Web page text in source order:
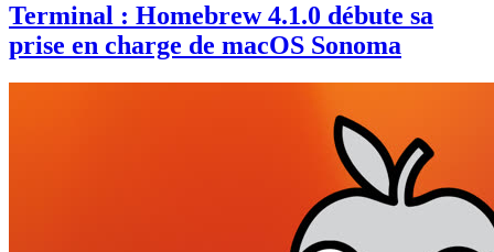
Terminal : Homebrew 4.1.0 débute sa
prise en charge de macOS Sonoma